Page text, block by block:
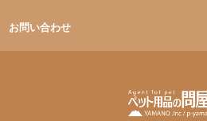
お問い合わせ